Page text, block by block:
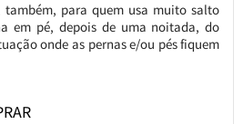
para quem usa muito salto
em pé, depois de uma noitada, do
onde as pernas e/ou pés fiquem